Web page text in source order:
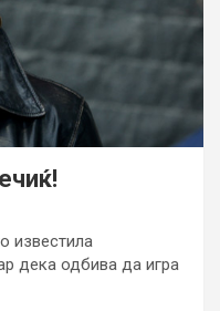
известила
дека одбива да игра